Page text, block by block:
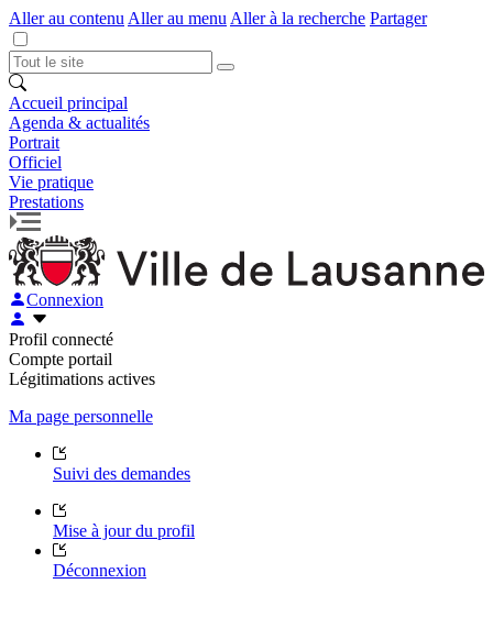
Aller au contenu Aller au menu Aller à la recherche Partager
Accueil principal
Agenda & actualités
Portrait
Officiel
Vie pratique
Prestations
Connexion
Profil connecté
Compte portail
Légitimations actives
Ma page personnelle
Suivi des demandes
Mise à jour du profil
Déconnexion